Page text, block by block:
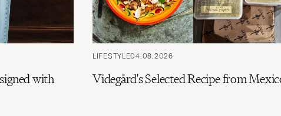
with
LIFESTYLE04.08.2026
Videgård's Selected Recipe from